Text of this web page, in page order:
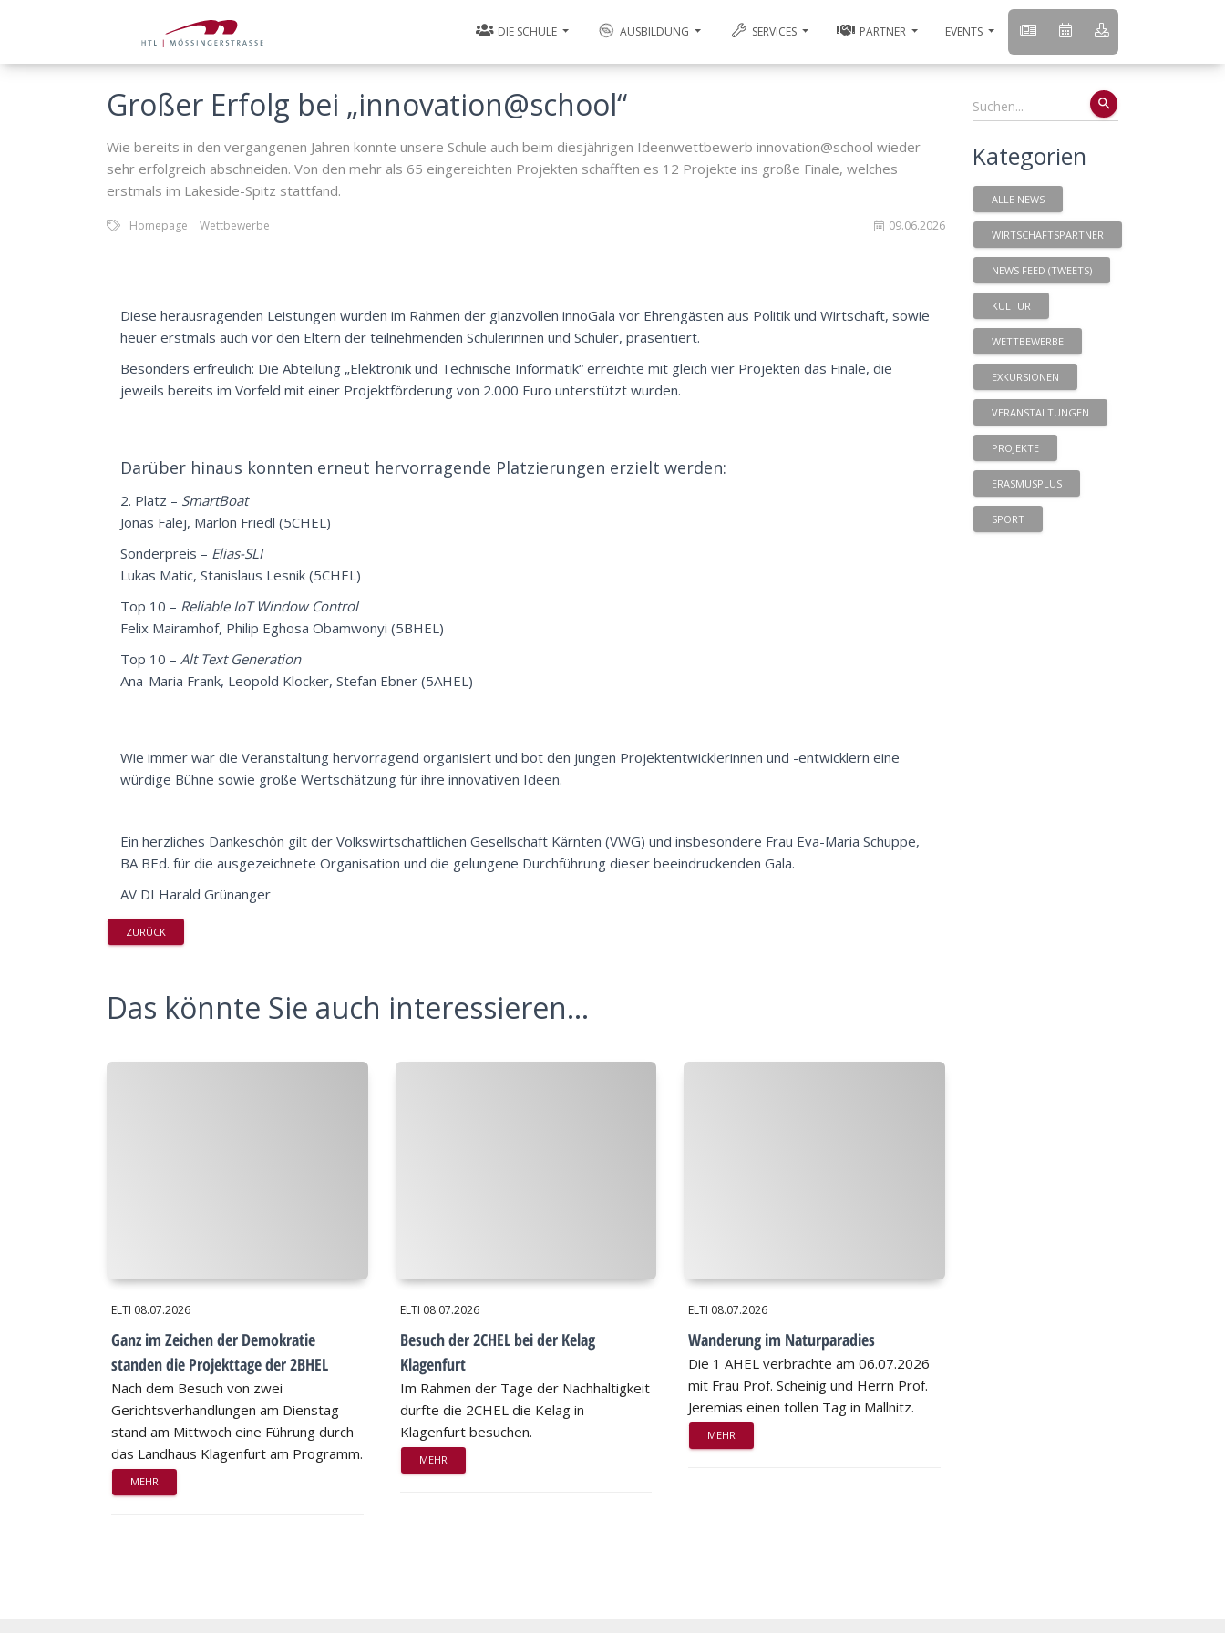
DIE SCHULE AUSBILDUNG SERVICES PARTNER EVENTS
Großer Erfolg bei „innovation@school“
Wie bereits in den vergangenen Jahren konnte unsere Schule auch beim diesjährigen Ideenwettbewerb innovation@school wieder
sehr erfolgreich abschneiden. Von den mehr als 65 eingereichten Projekten schafften es 12 Projekte ins große Finale, welches
erstmals im Lakeside-Spitz stattfand.
09.06.2026
Homepage Wettbewerbe
Diese herausragenden Leistungen wurden im Rahmen der glanzvollen innoGala vor Ehrengästen aus Politik und Wirtschaft, sowie
heuer erstmals auch vor den Eltern der teilnehmenden Schülerinnen und Schüler, präsentiert.
Besonders erfreulich: Die Abteilung „Elektronik und Technische Informatik“ erreichte mit gleich vier Projekten das Finale, die
jeweils bereits im Vorfeld mit einer Projektförderung von 2.000 Euro unterstützt wurden.
Darüber hinaus konnten erneut hervorragende Platzierungen erzielt werden:
2. Platz – SmartBoat
Jonas Falej, Marlon Friedl (5CHEL)
Sonderpreis – Elias-SLI
Lukas Matic, Stanislaus Lesnik (5CHEL)
Top 10 – Reliable IoT Window Control
Felix Mairamhof, Philip Eghosa Obamwonyi (5BHEL)
Top 10 – Alt Text Generation
Ana-Maria Frank, Leopold Klocker, Stefan Ebner (5AHEL)
Wie immer war die Veranstaltung hervorragend organisiert und bot den jungen Projektentwicklerinnen und -entwicklern eine
würdige Bühne sowie große Wertschätzung für ihre innovativen Ideen.
Ein herzliches Dankeschön gilt der Volkswirtschaftlichen Gesellschaft Kärnten (VWG) und insbesondere Frau Eva-Maria Schuppe,
BA BEd. für die ausgezeichnete Organisation und die gelungene Durchführung dieser beeindruckenden Gala.
AV DI Harald Grünanger
ZURÜCK
Das könnte Sie auch interessieren...
ELTI 08.07.2026
Ganz im Zeichen der Demokratie
standen die Projekttage der 2BHEL
Nach dem Besuch von zwei
Gerichtsverhandlungen am Dienstag
stand am Mittwoch eine Führung durch
das Landhaus Klagenfurt am Programm.
MEHR
ELTI 08.07.2026
Besuch der 2CHEL bei der Kelag
Klagenfurt
Im Rahmen der Tage der Nachhaltigkeit
durfte die 2CHEL die Kelag in
Klagenfurt besuchen.
MEHR
ELTI 08.07.2026
Wanderung im Naturparadies
Die 1 AHEL verbrachte am 06.07.2026
mit Frau Prof. Scheinig und Herrn Prof.
Jeremias einen tollen Tag in Mallnitz.
MEHR
search
Kategorien
ALLE NEWS
WIRTSCHAFTSPARTNER
NEWS FEED (TWEETS)
KULTUR
WETTBEWERBE
EXKURSIONEN
VERANSTALTUNGEN
PROJEKTE
ERASMUSPLUS
SPORT